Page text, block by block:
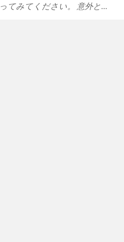
ってみてください。 意外と…